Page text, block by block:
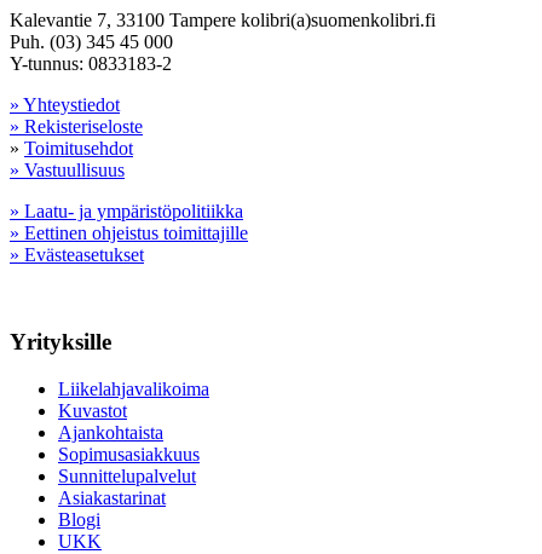
Kalevantie 7, 33100 Tampere kolibri(a)suomenkolibri.fi
Puh. (03) 345 45 000
Y-tunnus: 0833183-2
» Yhteystiedot
» Rekisteriseloste
» Toimitusehdot
» Vastuullisuus
» Laatu- ja ympäristöpolitiikka
» Eettinen ohjeistus toimittajille
» Evästeasetukset
Yrityksille
Liikelahjavalikoima
Kuvastot
Ajankohtaista
Sopimusasiakkuus
Sunnittelupalvelut
Asiakastarinat
Blogi
UKK